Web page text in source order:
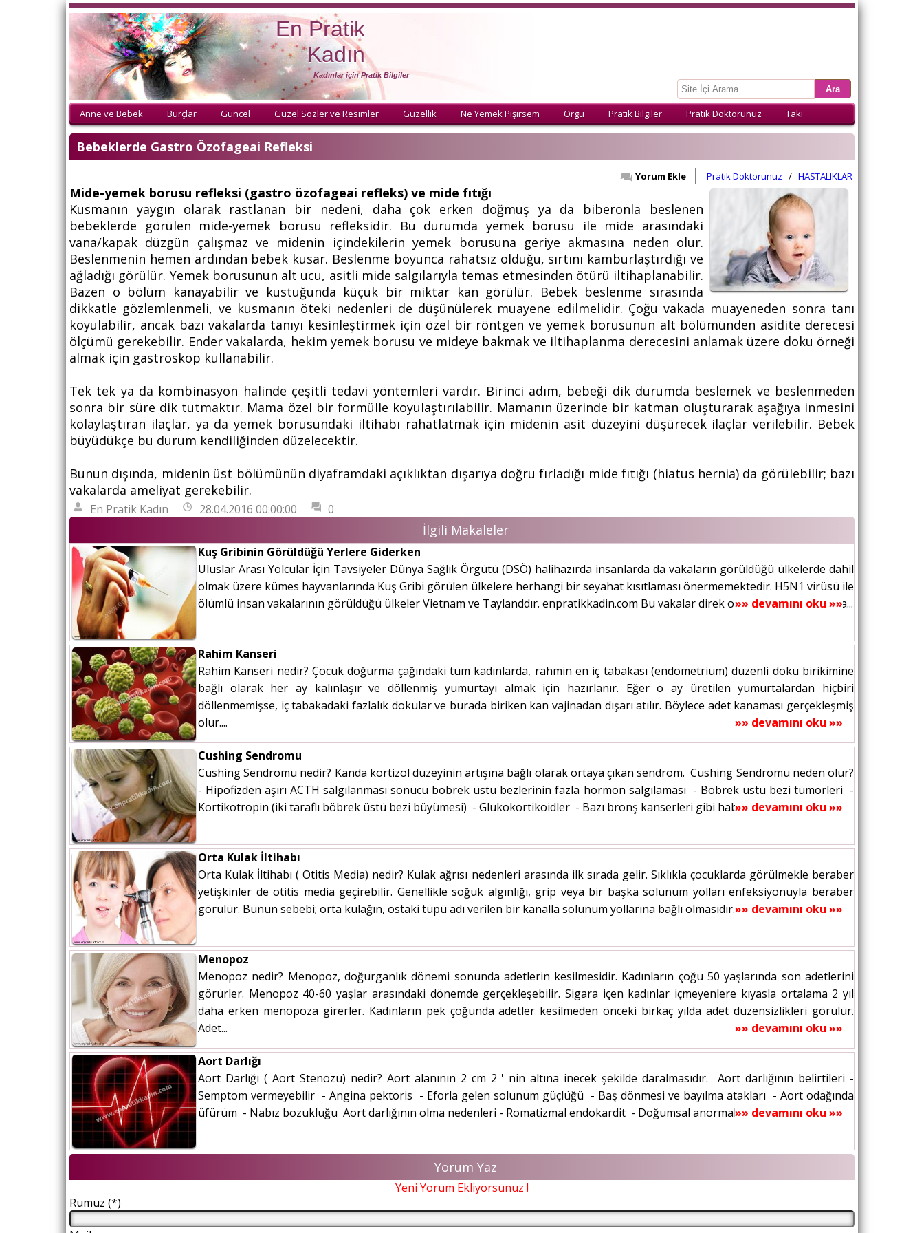
En Pratik
Kadın
Kadınlar için Pratik Bilgiler
Anne ve Bebek Burçlar Güncel Güzel Sözler ve Resimler Güzellik Ne Yemek Pişirsem Örgü Pratik Bilgiler Pratik Doktorunuz Takı
Bebeklerde Gastro Özofageai Refleksi
HASTALIKLAR
/
Pratik Doktorunuz
Yorum Ekle
Mide-yemek borusu refleksi (gastro özofageai refleks) ve mide fıtığı
Kusmanın yaygın olarak rastlanan bir nedeni, daha çok erken doğmuş ya da biberonla beslenen
bebeklerde görülen mide-yemek borusu refleksidir. Bu durumda yemek borusu ile mide arasındaki
vana/kapak düzgün çalışmaz ve midenin içindekilerin yemek borusuna geriye akmasına neden olur.
Beslenmenin hemen ardından bebek kusar. Beslenme boyunca rahatsız olduğu, sırtını kamburlaştırdığı ve
ağladığı görülür. Yemek borusunun alt ucu, asitli mide salgılarıyla temas etmesinden ötürü iltihaplanabilir.
Bazen o bölüm kanayabilir ve kustuğunda küçük bir miktar kan görülür. Bebek beslenme sırasında
dikkatle gözlemlenmeli, ve kusmanın öteki nedenleri de düşünülerek muayene edilmelidir. Çoğu vakada muayeneden sonra tanı
koyulabilir, ancak bazı vakalarda tanıyı kesinleştirmek için özel bir röntgen ve yemek borusunun alt bölümünden asidite derecesi
ölçümü gerekebilir. Ender vakalarda, hekim yemek borusu ve mideye bakmak ve iltihaplanma derecesini anlamak üzere doku örneği
almak için gastroskop kullanabilir.
Tek tek ya da kombinasyon halinde çeşitli tedavi yöntemleri vardır. Birinci adım, bebeği dik durumda beslemek ve beslenmeden
sonra bir süre dik tutmaktır. Mama özel bir formülle koyulaştırılabilir. Mamanın üzerinde bir katman oluşturarak aşağıya inmesini
kolaylaştıran ilaçlar, ya da yemek borusundaki iltihabı rahatlatmak için midenin asit düzeyini düşürecek ilaçlar verilebilir. Bebek
büyüdükçe bu durum kendiliğinden düzelecektir.
Bunun dışında, midenin üst bölümünün diyaframdaki açıklıktan dışarıya doğru fırladığı mide fıtığı (hiatus hernia) da görülebilir; bazı
vakalarda ameliyat gerekebilir.
En Pratik Kadın 28.04.2016 00:00:00 0
İlgili Makaleler
Kuş Gribinin Görüldüğü Yerlere Giderken
Uluslar Arası Yolcular İçin Tavsiyeler Dünya Sağlık Örgütü (DSÖ) halihazırda insanlarda da vakaların görüldüğü ülkelerde dahil
olmak üzere kümes hayvanlarında Kuş Gribi görülen ülkelere herhangi bir seyahat kısıtlaması önermemektedir. H5N1 virüsü ile
ölümlü insan vakalarının görüldüğü ülkeler Vietnam ve Taylanddır. enpratikkadin.com Bu vakalar direk olarak enfekte kuşlarla...
»» devamını oku »»
Rahim Kanseri
Rahim Kanseri nedir? Çocuk doğurma çağındaki tüm kadınlarda, rahmin en iç tabakası (endometrium) düzenli doku birikimine
bağlı olarak her ay kalınlaşır ve döllenmiş yumurtayı almak için hazırlanır. Eğer o ay üretilen yumurtalardan hiçbiri
döllenmemişse, iç tabakadaki fazlalık dokular ve burada biriken kan vajinadan dışarı atılır. Böylece adet kanaması gerçekleşmiş
olur....
»» devamını oku »»
Cushing Sendromu
Cushing Sendromu nedir? Kanda kortizol düzeyinin artışına bağlı olarak ortaya çıkan sendrom. Cushing Sendromu neden olur?
- Hipofizden aşırı ACTH salgılanması sonucu böbrek üstü bezlerinin fazla hormon salgılaması - Böbrek üstü bezi tümörleri -
Kortikotropin (iki taraflı böbrek üstü bezi büyümesi) - Glukokortikoidler - Bazı bronş kanserleri gibi habis tümörlerin ACTH...
»» devamını oku »»
Orta Kulak İltihabı
Orta Kulak İltihabı ( Otitis Media) nedir? Kulak ağrısı nedenleri arasında ilk sırada gelir. Sıklıkla çocuklarda görülmekle beraber
yetişkinler de otitis media geçirebilir. Genellikle soğuk algınlığı, grip veya bir başka solunum yolları enfeksiyonuyla beraber
görülür. Bunun sebebi; orta kulağın, östaki tüpü adı verilen bir kanalla solunum yollarına bağlı olmasıdır. Otitis...»» devamını oku »»
Menopoz
Menopoz nedir? Menopoz, doğurganlık dönemi sonunda adetlerin kesilmesidir. Kadınların çoğu 50 yaşlarında son adetlerini
görürler. Menopoz 40-60 yaşlar arasındaki dönemde gerçekleşebilir. Sigara içen kadınlar içmeyenlere kıyasla ortalama 2 yıl
daha erken menopoza girerler. Kadınların pek çoğunda adetler kesilmeden önceki birkaç yılda adet düzensizlikleri görülür.
Adet...
»» devamını oku »»
Aort Darlığı
Aort Darlığı ( Aort Stenozu) nedir? Aort alanının 2 cm 2 ' nin altına inecek şekilde daralmasıdır. Aort darlığının belirtileri -
Semptom vermeyebilir - Angina pektoris - Eforla gelen solunum güçlüğü - Baş dönmesi ve bayılma atakları - Aort odağında
üfürüm - Nabız bozukluğu Aort darlığının olma nedenleri - Romatizmal endokardit - Doğumsal anormallik -...»» devamını oku »»
Yorum Yaz
Yeni Yorum Ekliyorsunuz !
Rumuz (*)